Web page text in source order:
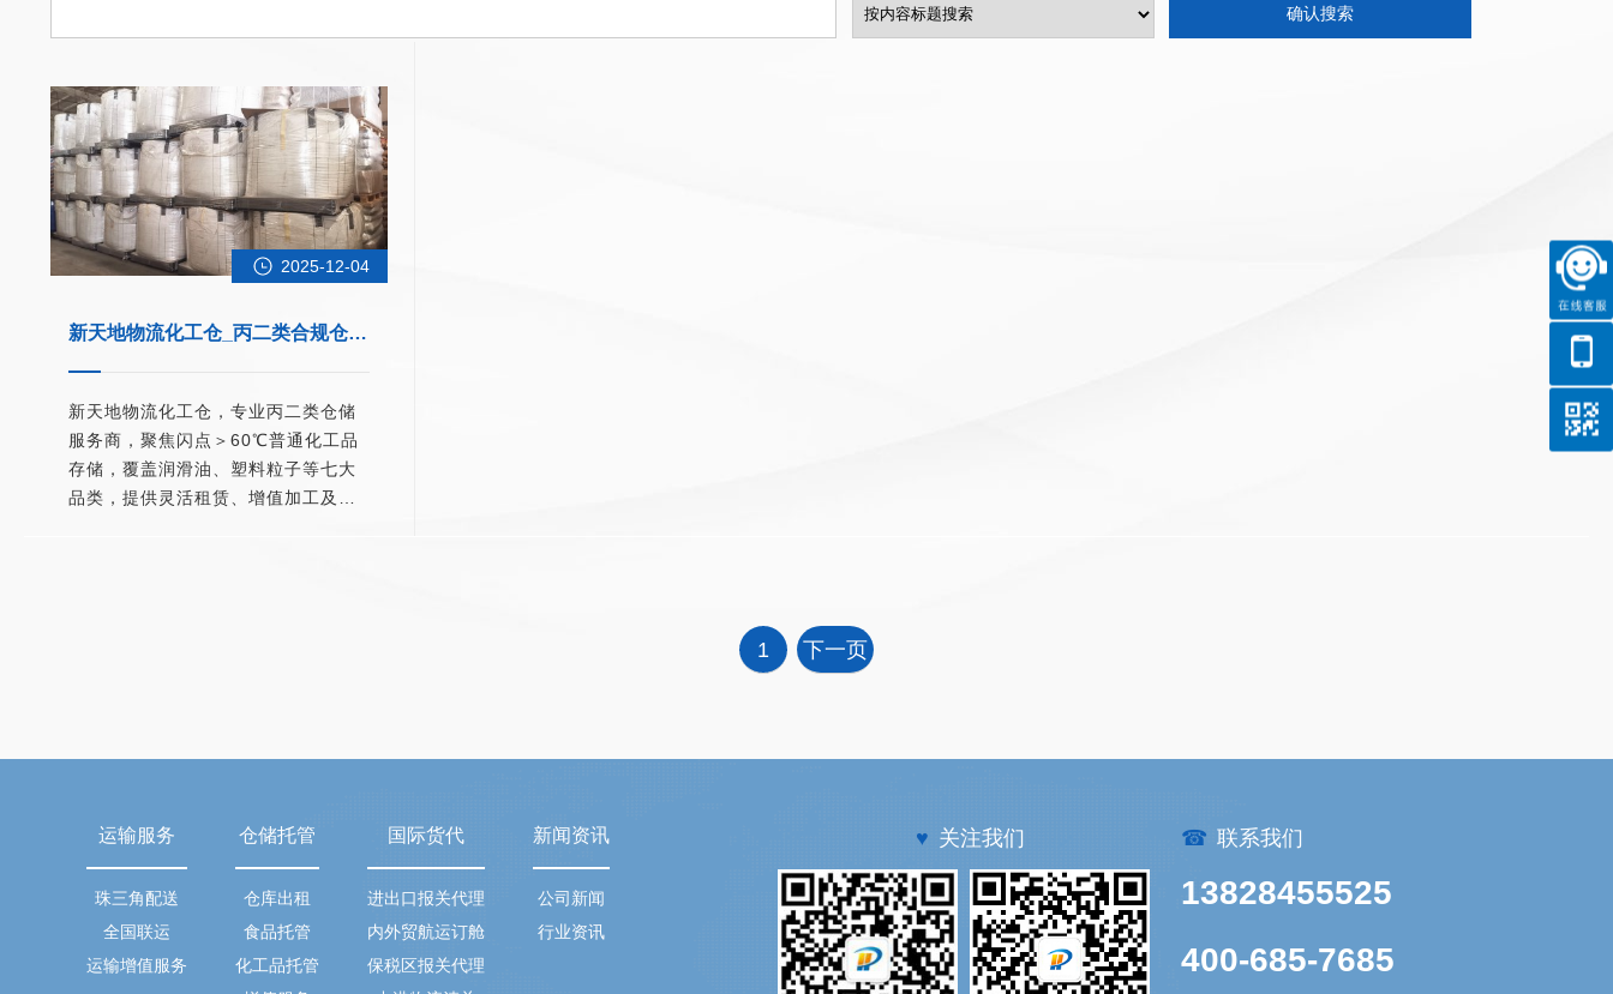
2025-12-04
新天地物流化工仓_丙二类合规仓储
新天地物流化工仓，专业丙二类仓储
服务商，聚焦闪点＞60℃普通化工品
存储，覆盖润滑油、塑料粒子等七大
品类，提供灵活租赁、增值加工及一
1 下一页
运输服务
珠三角配送
全国联运
运输增值服务
仓储托管
仓库出租
食品托管
化工品托管
国际货代
进出口报关代理
内外贸航运订舱
保税区报关代理
新闻资讯
公司新闻
行业资讯
♥ 关注我们 ☎ 联系我们
13828455525
400-685-7685